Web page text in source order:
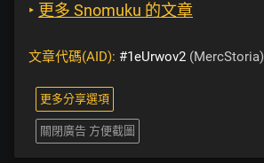
‣ 更多 Snomuku 的文章
文章代碼(AID): #1eUrwov2 (MercStoria)
更多分享選項
關閉廣告 方便截圖